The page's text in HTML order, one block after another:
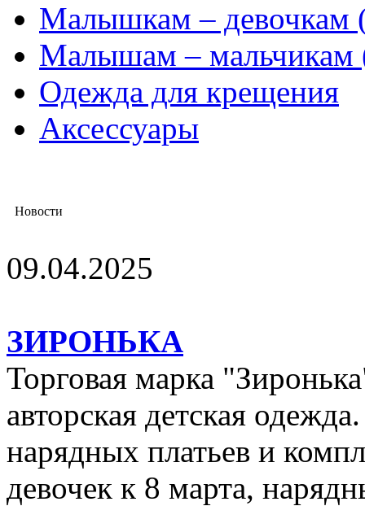
Mалышкам – девочкам
Малышам – мальчикам
Одежда для крещения
Аксессуары
Новости
09.04.2025
ЗИРОНЬКА
Торговая марка
авторская детская
нарядных платьев и
девочек к 8 марта,